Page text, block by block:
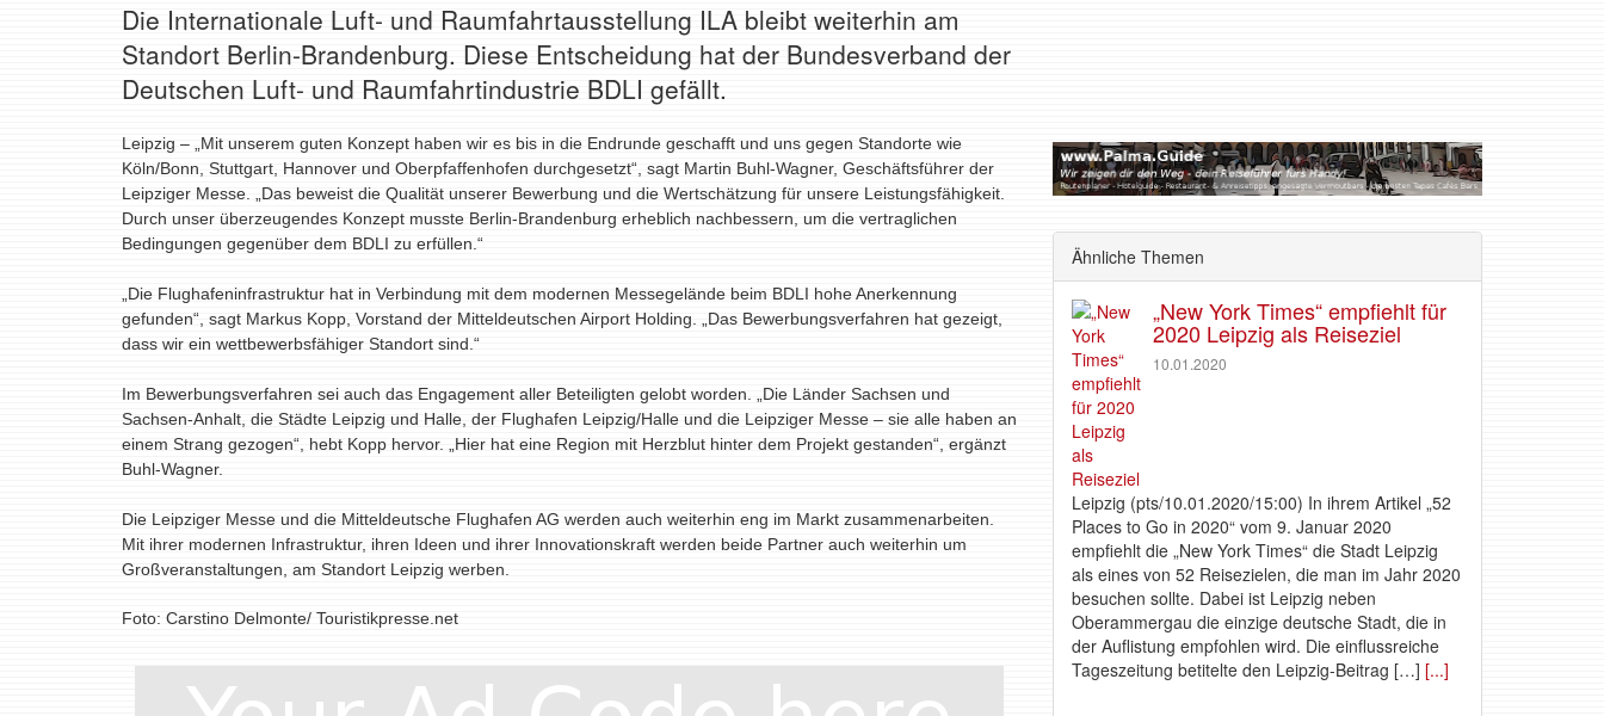
Die Internationale Luft- und Raumfahrtausstellung ILA bleibt weiterhin am
Standort Berlin-Brandenburg. Diese Entscheidung hat der Bundesverband der
Deutschen Luft- und Raumfahrtindustrie BDLI gefällt.
Leipzig – „Mit unserem guten Konzept haben wir es bis in die Endrunde geschafft und uns gegen Standorte wie
Köln/Bonn, Stuttgart, Hannover und Oberpfaffenhofen durchgesetzt“, sagt Martin Buhl-Wagner, Geschäftsführer der
Leipziger Messe. „Das beweist die Qualität unserer Bewerbung und die Wertschätzung für unsere Leistungsfähigkeit.
Durch unser überzeugendes Konzept musste Berlin-Brandenburg erheblich nachbessern, um die vertraglichen
Bedingungen gegenüber dem BDLI zu erfüllen.“
„Die Flughafeninfrastruktur hat in Verbindung mit dem modernen Messegelände beim BDLI hohe Anerkennung
gefunden“, sagt Markus Kopp, Vorstand der Mitteldeutschen Airport Holding. „Das Bewerbungsverfahren hat gezeigt,
dass wir ein wettbewerbsfähiger Standort sind.“
Im Bewerbungsverfahren sei auch das Engagement aller Beteiligten gelobt worden.
„Die Länder Sachsen und
Sachsen-Anhalt, die Städte Leipzig und Halle, der Flughafen Leipzig/Halle und die Leipziger Messe – sie alle haben an
einem Strang gezogen“, hebt Kopp hervor.
„Hier hat eine Region mit Herzblut hinter dem Projekt gestanden“, ergänzt
Buhl-Wagner.
Die Leipziger Messe und die Mitteldeutsche Flughafen AG werden auch weiterhin eng im Markt zusammenarbeiten.
Mit ihrer modernen Infrastruktur, ihren Ideen und ihrer Innovationskraft werden beide Partner auch weiterhin um
Großveranstaltungen, am Standort Leipzig werben.
Foto: Carstino Delmonte/ Touristikpresse.net
Ähnliche Themen
„New York Times“ empfiehlt für
2020 Leipzig als Reiseziel
10.01.2020
Leipzig (pts/10.01.2020/15:00) In ihrem Artikel „52
Places to Go in 2020“ vom 9. Januar 2020
empfiehlt die „New York Times“ die Stadt Leipzig
als eines von 52 Reisezielen, die man im Jahr 2020
besuchen sollte. Dabei ist Leipzig neben
Oberammergau die einzige deutsche Stadt, die in
der Auflistung empfohlen wird. Die einflussreiche
Tageszeitung betitelte den Leipzig-Beitrag […] [...]